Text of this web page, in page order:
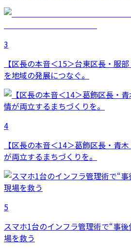
3
【区長の本音＜15＞台東区長・服
を地域の発展につなぐ。
4
【区長の本音＜14＞葛飾区長・青
が両立するまちづくりを。
5
スマホ1台のインフラ管理術で“事
場を救う